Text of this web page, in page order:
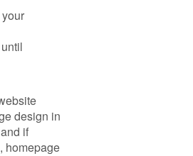
design in
if
homepage